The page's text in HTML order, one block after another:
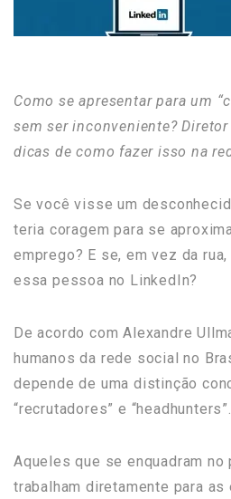
Como se apresentar para um
sem ser inconveniente?
dicas de como fazer isso na
Se você visse um
teria coragem para se
emprego? E se, em vez da
essa pessoa no LinkedIn?
De acordo com Alexandre
humanos da rede social no
depende de uma distinção
“recrutadores” e “headhunters”.
Aqueles que se enquadram no
trabalham diretamente para as